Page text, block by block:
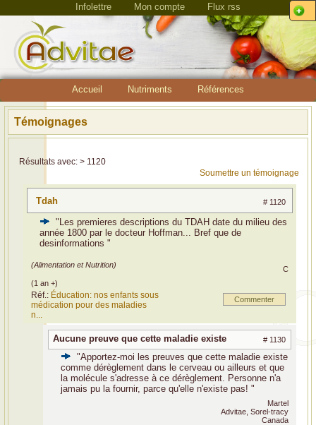
Infolettre Mon compte Flux rss
Accueil Nutriments Références
Témoignages
Résultats avec: > 1120
Soumettre un témoignage
Tdah # 1120
"Les premieres descriptions du TDAH date du milieu des
année 1800 par le docteur Hoffman... Bref que de
desinformations "
(Alimentation et Nutrition)
C
(1 an +)
Réf.: Éducation: nos enfants sous
médication pour des maladies
n...
Commenter
Aucune preuve que cette maladie existe # 1130
"Apportez-moi les preuves que cette maladie existe
comme dérèglement dans le cerveau ou ailleurs et que
la molécule s'adresse à ce dérèglement. Personne n'a
jamais pu la fournir, parce qu'elle n'existe pas! "
Martel
Advitae, Sorel-tracy
Canada